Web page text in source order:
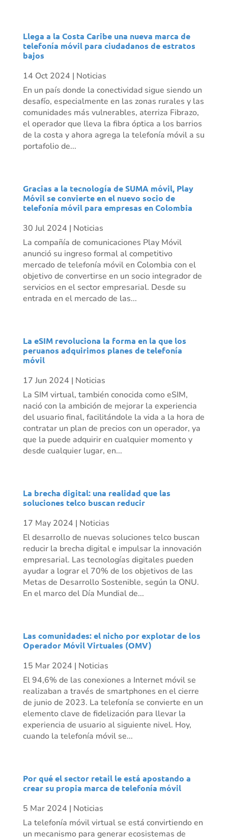
Llega a la Costa Caribe una nueva marca de
telefonía móvil para ciudadanos de estratos
bajos
14 Oct 2024 | Noticias
En un país donde la conectividad sigue siendo un
desafío, especialmente en las zonas rurales y las
comunidades más vulnerables, aterriza Fibrazo,
el operador que lleva la fibra óptica a los barrios
de la costa y ahora agrega la telefonía móvil a su
portafolio de...
Gracias a la tecnología de SUMA móvil, Play
Móvil se convierte en el nuevo socio de
telefonía móvil para empresas en Colombia
30 Jul 2024 | Noticias
La compañía de comunicaciones Play Móvil
anunció su ingreso formal al competitivo
mercado de telefonía móvil en Colombia con el
objetivo de convertirse en un socio integrador de
servicios en el sector empresarial. Desde su
entrada en el mercado de las...
La eSIM revoluciona la forma en la que los
peruanos adquirimos planes de telefonía
móvil
17 Jun 2024 | Noticias
La SIM virtual, también conocida como eSIM,
nació con la ambición de mejorar la experiencia
del usuario final, facilitándole la vida a la hora de
contratar un plan de precios con un operador, ya
que la puede adquirir en cualquier momento y
desde cualquier lugar, en...
La brecha digital: una realidad que las
soluciones telco buscan reducir
17 May 2024 | Noticias
El desarrollo de nuevas soluciones telco buscan
reducir la brecha digital e impulsar la innovación
empresarial. Las tecnologías digitales pueden
ayudar a lograr el 70% de los objetivos de las
Metas de Desarrollo Sostenible, según la ONU.
En el marco del Día Mundial de...
Las comunidades: el nicho por explotar de los
Operador Móvil Virtuales (OMV)
15 Mar 2024 | Noticias
El 94,6% de las conexiones a Internet móvil se
realizaban a través de smartphones en el cierre
de junio de 2023. La telefonía se convierte en un
elemento clave de fidelización para llevar la
experiencia de usuario al siguiente nivel. Hoy,
cuando la telefonía móvil se...
Por qué el sector retail le está apostando a
crear su propia marca de telefonía móvil
5 Mar 2024 | Noticias
La telefonía móvil virtual se está convirtiendo en
un mecanismo para generar ecosistemas de